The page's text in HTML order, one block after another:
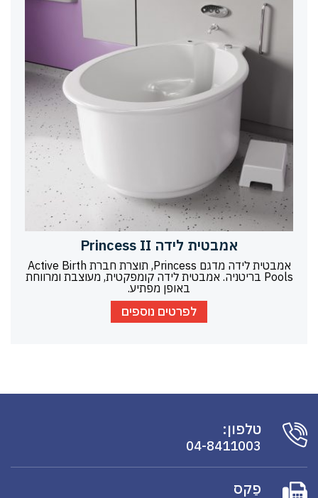
אמבטית לידה Princess II
אמבטית לידה מדגם Princess, תוצרת חברת Active Birth
Pools בריטניה. אמבטית לידה קומפקטית, מעוצבת ומרווחת
באופן מפתיע.
לפרטים נוספים
טלפון:
04-8411003
פַקס